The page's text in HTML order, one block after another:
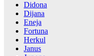
Didona
Dijana
Eneja
Fortuna
Herkul
Janus